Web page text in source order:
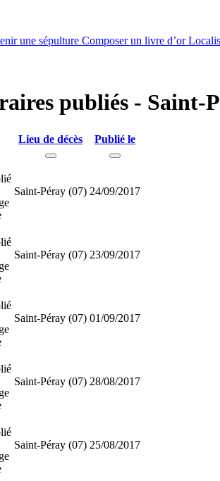
une sépulture Composer un livre d’or
publiés - Saint-
Lieu de décès Publié le
Saint-Péray (07) 24/09/2017
Saint-Péray (07) 23/09/2017
Saint-Péray (07) 01/09/2017
Saint-Péray (07) 28/08/2017
Saint-Péray (07) 25/08/2017